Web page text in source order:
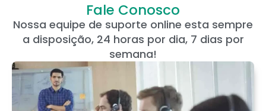
Fale Conosco
Nossa equipe de suporte online esta sempre
a disposição, 24 horas por dia, 7 dias por
semana!